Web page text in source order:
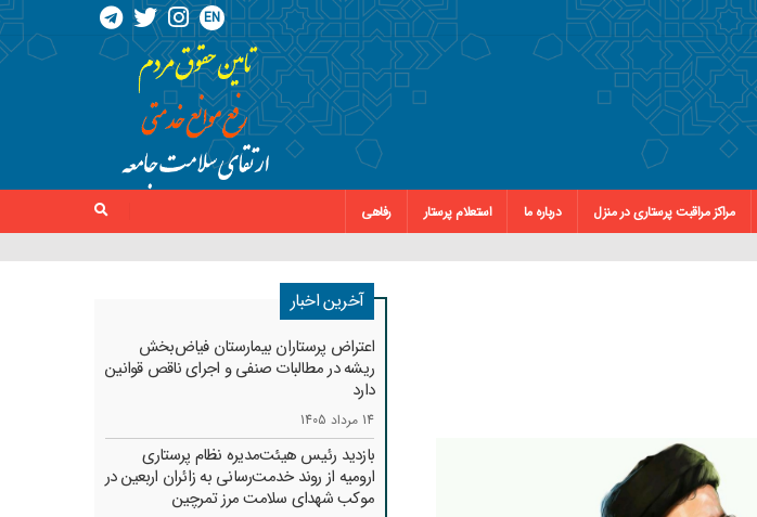
EN
مراکز مراقبت پرستاری در منزل درباره ما استعلام پرستار
رفاهی
آخرین اخبار
اعتراض پرستاران بیمارستان فیاض‌بخش
ریشه در مطالبات صنفی و اجرای ناقص قوانین
دارد
14 مرداد 1405
بازدید رئیس هیئت‌مدیره نظام پرستاری
ارومیه از روند خدمت‌رسانی به زائران اربعین در
موکب شهدای سلامت مرز تمرچین